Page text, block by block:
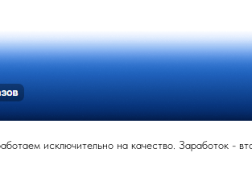
исключительно на качество. Заработок -